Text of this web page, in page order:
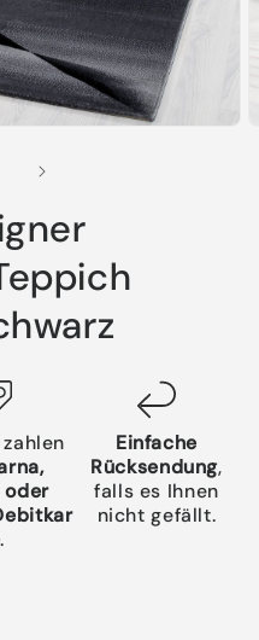
oder
.
Einfache
Rücksendung,
falls es Ihnen
nicht gefällt.